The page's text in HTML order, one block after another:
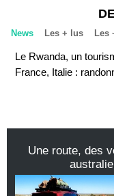
News Les + lus Les
Le Rwanda, un
France, Italie :
Une route, des